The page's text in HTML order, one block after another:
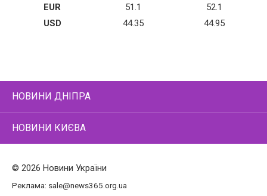
EUR
51.1
52.1
USD
44.35 44.95
НОВИНИ ДНІПРА
НОВИНИ КИЄВА
© 2026 Новини України
Реклама: sale@news365.org.ua